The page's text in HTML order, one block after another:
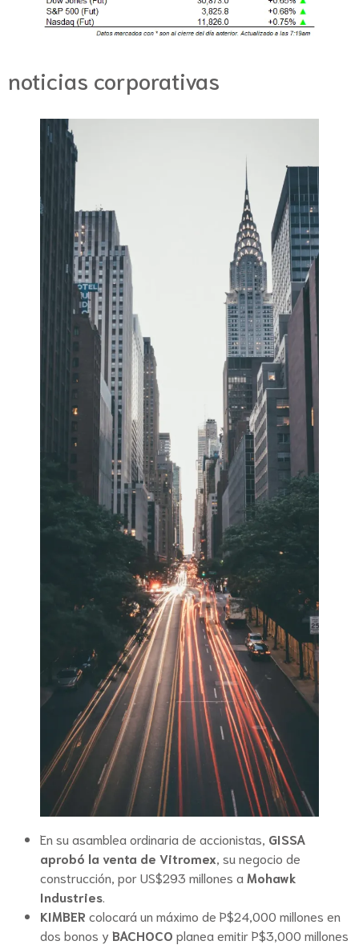
noticias corporativas
En su asamblea ordinaria de accionistas, GISSA
aprobó la venta de Vitromex, su negocio de
construcción, por US$293 millones aMohawk
Industries.
KIMBER colocará un máximo de P$24,000 millones en
dos bonos yBACHOCO planea emitir P$3,000 millones